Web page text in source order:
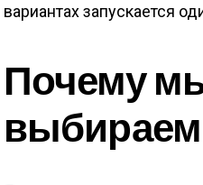
вариантах запускается
Почему
выбираем